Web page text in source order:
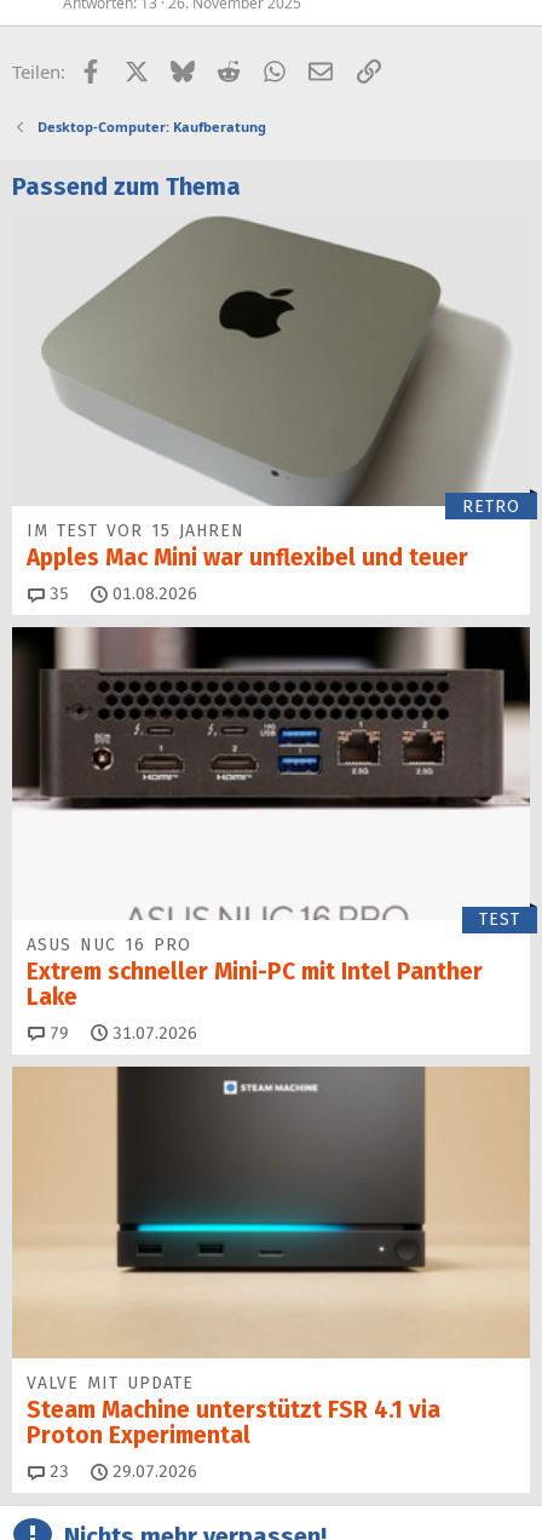
Teilen: FacebookX (Twitter)
BlueskyRedditWhatsApp
E-MailLink
Desktop-Computer: Kaufberatung
Passend zum Thema
RETRO
IM TEST VOR 15 JAHREN
Apples Mac Mini war unflexibel und teuer
35 Kommentare
01.08.2026
TEST
ASUS NUC 16 PRO
Extrem schneller Mini-PC mit Intel Panther
Lake
79 Kommentare
31.07.2026
VALVE MIT UPDATE
Steam Machine unterstützt FSR 4.1 via
Proton Experimental
23 Kommentare
29.07.2026